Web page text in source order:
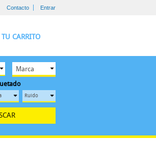
Contacto Entrar
TU CARRITO